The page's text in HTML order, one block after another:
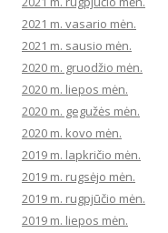
2021 m. vasario mėn.
2021 m. sausio mėn.
2020 m. gruodžio mėn.
2020 m. liepos mėn.
2020 m. gegužės mėn.
2020 m. kovo mėn.
2019 m. lapkričio mėn.
2019 m. rugsėjo mėn.
2019 m. rugpjūčio mėn.
2019 m. liepos mėn.